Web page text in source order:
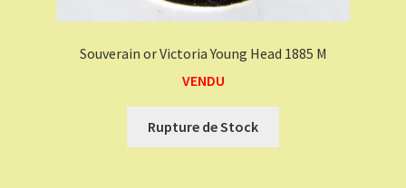
Souverain or Victoria Young Head 1885 M
VENDU
Rupture de Stock